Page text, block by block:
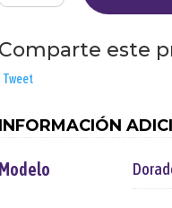
cantidad
Comparte este
Tweet
INFORMACIÓN
Modelo